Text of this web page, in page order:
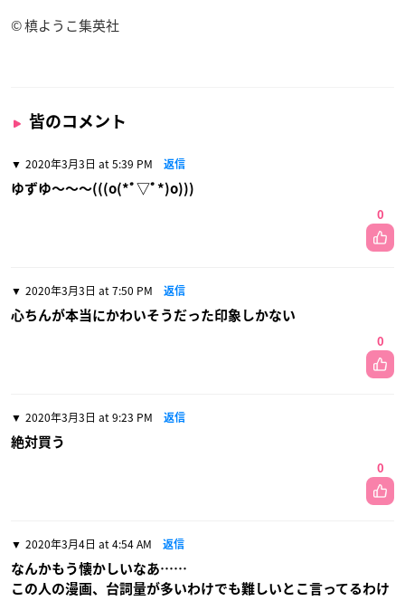
© 槙ようこ集英社
皆のコメント
2020年3月3日 at 5:39 PM 返信
ゆずゆ〜〜〜(((o(*ﾟ▽ﾟ*)o)))
0
2020年3月3日 at 7:50 PM 返信
心ちんが本当にかわいそうだった印象しかない
0
2020年3月3日 at 9:23 PM 返信
絶対買う
0
2020年3月4日 at 4:54 AM 返信
なんかもう懐かしいなあ……
この人の漫画、台詞量が多いわけでも難しいとこ言ってるわけ